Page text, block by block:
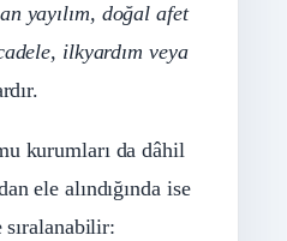
yayılım, doğal afet
ilkyardım veya
kurumları da dâhil
ele alındığında ise